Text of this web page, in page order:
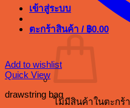
เข้าสู่ระบบ
ตะกร้าสินค้า / ฿0.00
ไม่มีสินค้าในตะกร้า
Add to wishlist
Quick View
drawstring bag